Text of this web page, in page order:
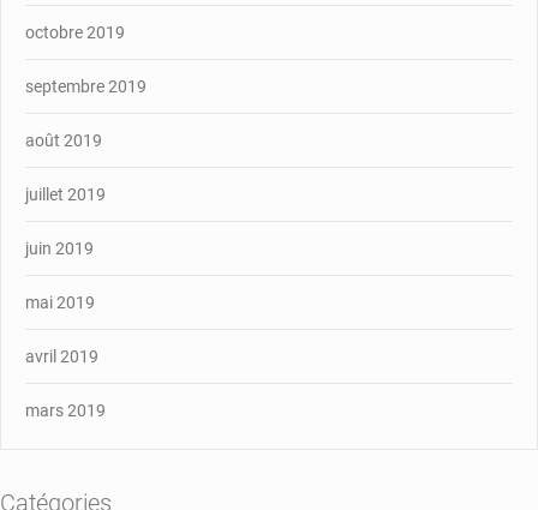
octobre 2019
septembre 2019
août 2019
juillet 2019
juin 2019
mai 2019
avril 2019
mars 2019
Catégories